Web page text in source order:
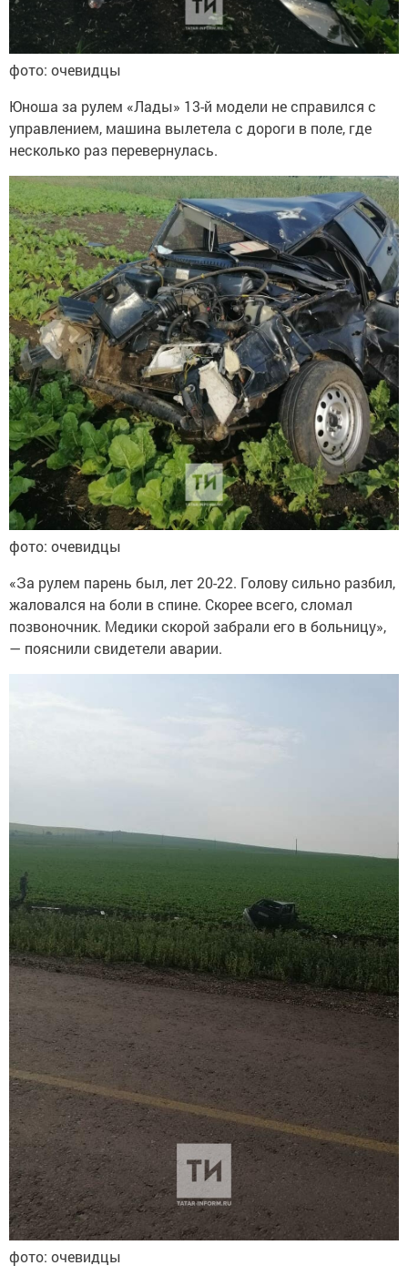
фото: очевидцы
Юноша за рулем «Лады» 13-й модели не справился с
управлением, машина вылетела с дороги в поле, где
несколько раз перевернулась.
фото: очевидцы
«За рулем парень был, лет 20-22. Голову сильно разбил,
жаловался на боли в спине. Скорее всего, сломал
позвоночник. Медики скорой забрали его в больницу»,
— пояснили свидетели аварии.
фото: очевидцы